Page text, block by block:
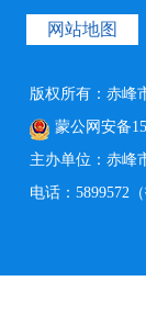
网站地图
版权所有：赤
蒙公网安备
主办单位：赤峰
电话：5899572